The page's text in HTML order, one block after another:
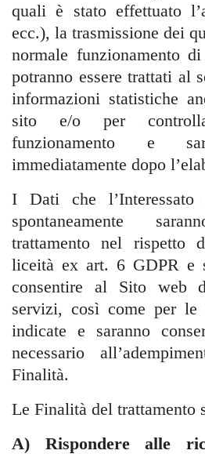
quali è stato effettuato
ecc.), la trasmissione dei
normale funzionamento
potranno essere trattati al
informazioni statistiche
sito e/o per
funzionamento e
immediatamente dopo
I Dati che
spontaneamente
trattamento nel rispetto
liceità ex art. 6 GDPR e
consentire al Sito web
servizi, così come per
indicate e saranno
necessario
Finalità.
Le Finalità del trattamento
A) Rispondere alle